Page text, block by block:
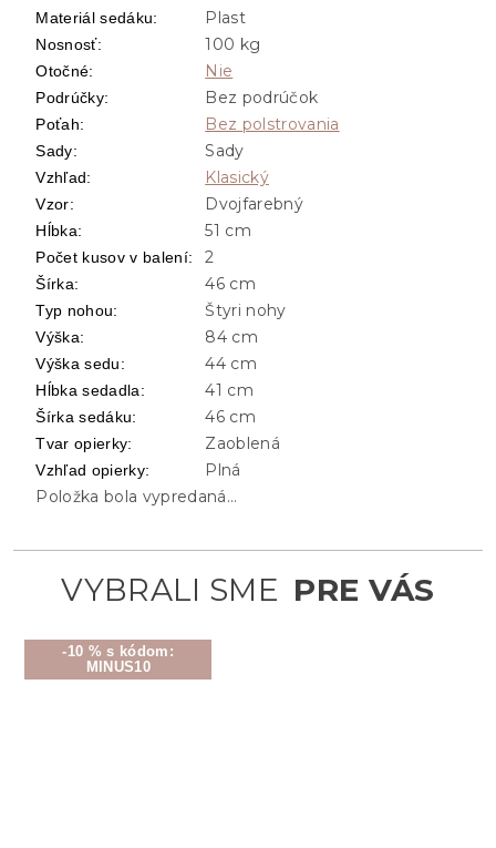
-10 % s kódom:
MINUS10
Materiál sedáku: Plast
Nosnosť: 100 kg
Otočné: Nie
Podrúčky: Bez podrúčok
Poťah: Bez polstrovania
Sady: Sady
Vzhľad: Klasický
Vzor: Dvojfarebný
Hĺbka: 51 cm
Počet kusov v balení: 2
Šírka: 46 cm
Typ nohou: Štyri nohy
Výška: 84 cm
Výška sedu: 44 cm
Hĺbka sedadla: 41 cm
Šírka sedáku: 46 cm
Tvar opierky: Zaoblená
Vzhľad opierky:
Plná
Položka bola vypredaná…